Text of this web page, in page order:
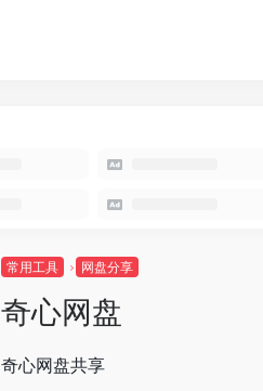
常用工具 网盘分享
奇心网盘
奇心网盘共享